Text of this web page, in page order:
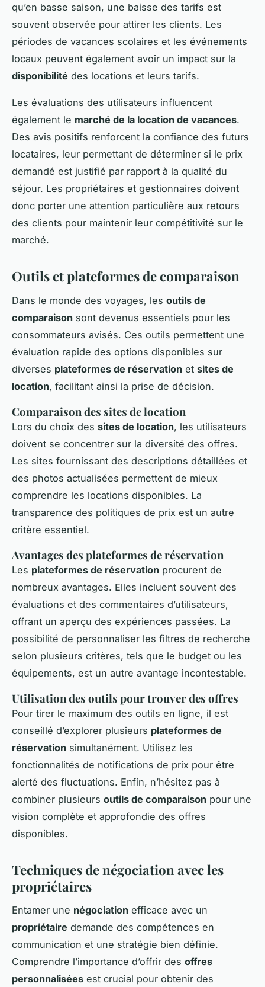
qu’en basse saison, une baisse des tarifs est
souvent observée pour attirer les clients. Les
périodes de vacances scolaires et les événements
locaux peuvent également avoir un impact sur la
disponibilité des locations et leurs tarifs.
Les évaluations des utilisateurs influencent
également le marché de la location de vacances.
Des avis positifs renforcent la confiance des futurs
locataires, leur permettant de déterminer si le prix
demandé est justifié par rapport à la qualité du
séjour. Les propriétaires et gestionnaires doivent
donc porter une attention particulière aux retours
des clients pour maintenir leur compétitivité sur le
marché.
Outils et plateformes de comparaison
Dans le monde des voyages, les outils de
comparaison sont devenus essentiels pour les
consommateurs avisés. Ces outils permettent une
évaluation rapide des options disponibles sur
diverses plateformes de réservation et sites de
location, facilitant ainsi la prise de décision.
Comparaison des sites de location
Lors du choix des sites de location, les utilisateurs
doivent se concentrer sur la diversité des offres.
Les sites fournissant des descriptions détaillées et
des photos actualisées permettent de mieux
comprendre les locations disponibles. La
transparence des politiques de prix est un autre
critère essentiel.
Avantages des plateformes de réservation
Les plateformes de réservation procurent de
nombreux avantages. Elles incluent souvent des
évaluations et des commentaires d’utilisateurs,
offrant un aperçu des expériences passées. La
possibilité de personnaliser les filtres de recherche
selon plusieurs critères, tels que le budget ou les
équipements, est un autre avantage incontestable.
Utilisation des outils pour trouver des offres
Pour tirer le maximum des outils en ligne, il est
conseillé d’explorer plusieurs plateformes de
réservation simultanément. Utilisez les
fonctionnalités de notifications de prix pour être
alerté des fluctuations. Enfin, n’hésitez pas à
combiner plusieurs outils de comparaison pour une
vision complète et approfondie des offres
disponibles.
Techniques de négociation avec les
propriétaires
Entamer une négociation efficace avec un
propriétaire demande des compétences en
communication et une stratégie bien définie.
Comprendre l’importance d’offrir des offres
personnalisées est crucial pour obtenir des